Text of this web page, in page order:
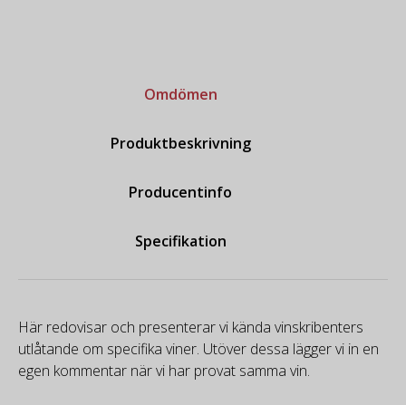
Omdömen
Produktbeskrivning
Producentinfo
Specifikation
Här redovisar och presenterar vi kända vinskribenters
utlåtande om specifika viner. Utöver dessa lägger vi in en
egen kommentar när vi har provat samma vin.